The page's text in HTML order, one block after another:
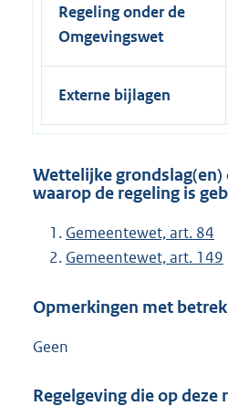
Regeling onder de
Omgevingswet
Externe bijlagen
Wettelijke grondslag(en)
waarop de regeling is
Gemeentewet, art. 84
Gemeentewet, art. 149
Opmerkingen met
Geen
Regelgeving die op deze